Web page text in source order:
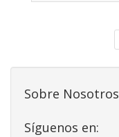
Sobre Nosotros
Síguenos en: